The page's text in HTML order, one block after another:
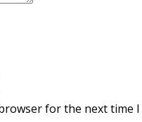
for the next time